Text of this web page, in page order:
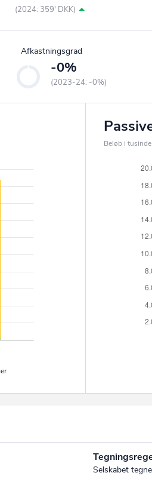
(2024: 359' DKK)
Afkastningsgrad
-0%
(2023-24: -0%)
Beløb i
Selskabet